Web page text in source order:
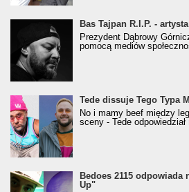
Bas Tajpan R.I.P. -
Prezydent Dąbrowy
pomocą mediów
Tede dissuje Tego Typa
No i mamy beef między
sceny - Tede odpowiedział
Bedoes 2115
Up"